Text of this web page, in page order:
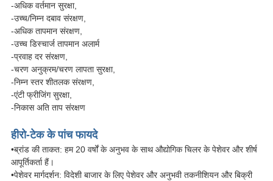
-अधिक वर्तमान सुरक्षा,
-उच्च/निम्न दबाव संरक्षण,
-अधिक तापमान संरक्षण,
-उच्च डिस्चार्ज तापमान अलार्म
-प्रवाह दर संरक्षण,
-चरण अनुक्रम/चरण लापता सुरक्षा,
-निम्न स्तर शीतलक संरक्षण,
-एंटी फ्रीजिंग सुरक्षा,
-निकास अति ताप संरक्षण
हीरो-टेक के पांच फायदे
•ब्रांड की ताकत: हम 20 वर्षों के अनुभव के साथ औद्योगिक चिलर के पेशेवर और शीर्ष
आपूर्तिकर्ता हैं।
•पेशेवर मार्गदर्शन: विदेशी बाजार के लिए पेशेवर और अनुभवी तकनीशियन और बिक्री